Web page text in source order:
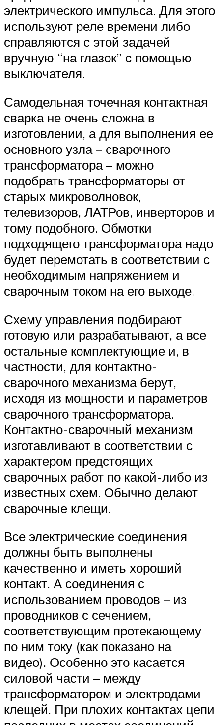
электрического импульса. Для этого
используют реле времени либо
справляются с этой задачей
вручную “на глазок” с помощью
выключателя.
Самодельная точечная контактная
сварка не очень сложна в
изготовлении, а для выполнения ее
основного узла – сварочного
трансформатора – можно
подобрать трансформаторы от
старых микроволновок,
телевизоров, ЛАТРов, инверторов и
тому подобного. Обмотки
подходящего трансформатора надо
будет перемотать в соответствии с
необходимым напряжением и
сварочным током на его выходе.
Схему управления подбирают
готовую или разрабатывают, а все
остальные комплектующие и, в
частности, для контактно-
сварочного механизма берут,
исходя из мощности и параметров
сварочного трансформатора.
Контактно-сварочный механизм
изготавливают в соответствии с
характером предстоящих
сварочных работ по какой-либо из
известных схем. Обычно делают
сварочные клещи.
Все электрические соединения
должны быть выполнены
качественно и иметь хороший
контакт. А соединения с
использованием проводов – из
проводников с сечением,
соответствующим протекающему
по ним току (как показано на
видео). Особенно это касается
силовой части – между
трансформатором и электродами
клещей. При плохих контактах цепи